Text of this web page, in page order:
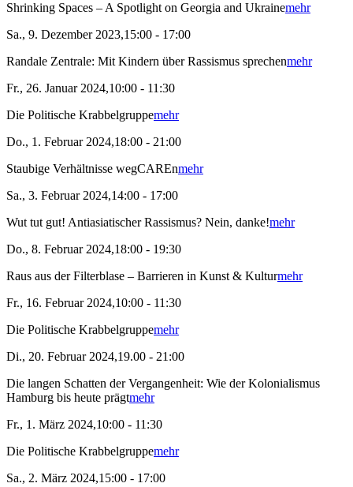
Shrinking Spaces – A Spotlight on Georgia and Ukrainemehr
Sa., 9. Dezember 2023,15:00 - 17:00
Randale Zentrale: Mit Kindern über Rassismus sprechenmehr
Fr., 26. Januar 2024,10:00 - 11:30
Die Politische Krabbelgruppemehr
Do., 1. Februar 2024,18:00 - 21:00
Staubige Verhältnisse wegCAREnmehr
Sa., 3. Februar 2024,14:00 - 17:00
Wut tut gut! Antiasiatischer Rassismus? Nein, danke!mehr
Do., 8. Februar 2024,18:00 - 19:30
Raus aus der Filterblase – Barrieren in Kunst & Kulturmehr
Fr., 16. Februar 2024,10:00 - 11:30
Die Politische Krabbelgruppemehr
Di., 20. Februar 2024,19.00 - 21:00
Die langen Schatten der Vergangenheit: Wie der Kolonialismus
Hamburg bis heute prägtmehr
Fr., 1. März 2024,10:00 - 11:30
Die Politische Krabbelgruppemehr
Sa., 2. März 2024,15:00 - 17:00